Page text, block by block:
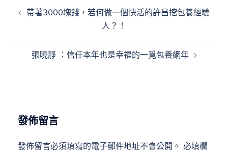
章
帶著3000塊錢，若何做一個快活的許昌挖包養經驗
人？！
張曉靜 ：信任本年也是幸福的一覓包養網年
發佈留言
發佈留言必須填寫的電子郵件地址不會公開。 必填欄